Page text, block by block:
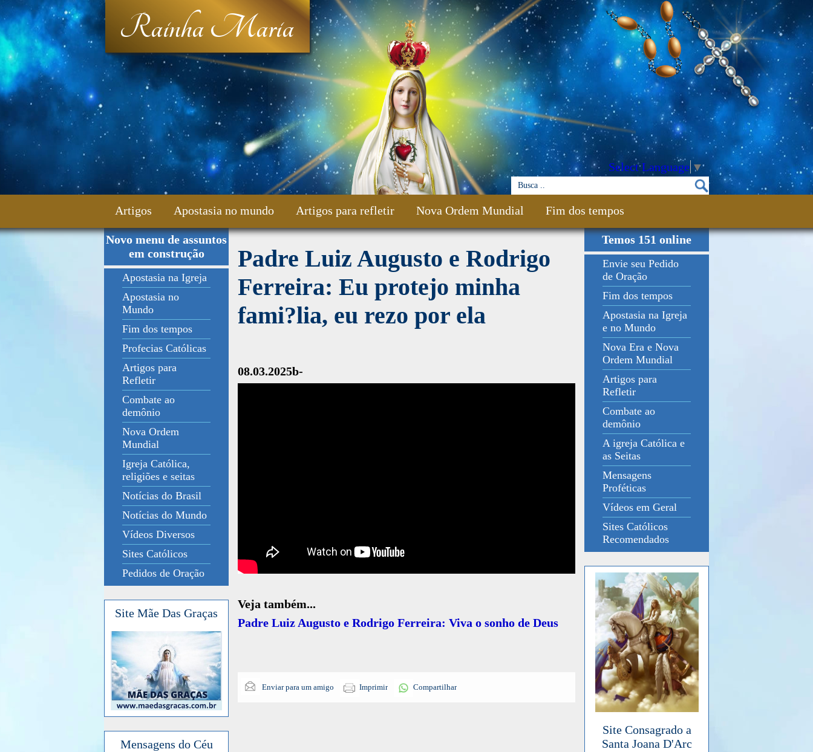
Rainha Maria
Select Language ▼
Artigos Apostasia no mundo Artigos para refletir Nova Ordem Mundial Fim dos tempos
Fale Conosco
Novo menu de assuntos
em construção
Apostasia na Igreja
Apostasia no
Mundo
Fim dos tempos
Profecias Católicas
Artigos para
Refletir
Combate ao
demônio
Nova Ordem
Mundial
Igreja Católica,
religiões e seitas
Notícias do Brasil
Notícias do Mundo
Vídeos Diversos
Sites Católicos
Pedidos de Oração
Site Mãe Das Graças
Mensagens do Céu
Padre Luiz Augusto e Rodrigo
Ferreira: Eu protejo minha
fami?lia, eu rezo por ela
08.03.2025b-
Veja também...
Padre Luiz Augusto e Rodrigo Ferreira: Viva o sonho de Deus
Enviar para um amigo Imprimir Compartilhar
Temos 151 online
Envie seu Pedido
de Oração
Fim dos tempos
Apostasia na Igreja
e no Mundo
Nova Era e Nova
Ordem Mundial
Artigos para
Refletir
Combate ao
demônio
A igreja Católica e
as Seitas
Mensagens
Proféticas
Vídeos em Geral
Sites Católicos
Recomendados
Site Consagrado a
Santa Joana D'Arc